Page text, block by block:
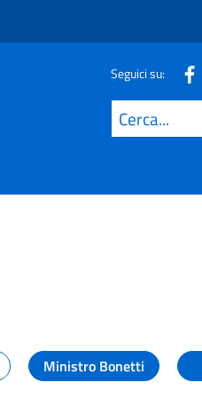
Seguici su:
Cerca
Ministro Bonetti